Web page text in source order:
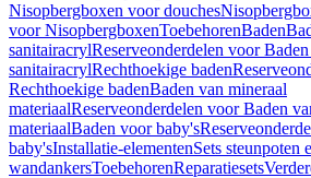
Nisopbergboxen voor douches
voor NisopbergboxenToebehorenBaden
sanitairacrylReserveonderdelen voor
sanitairacrylRechthoekige baden
Rechthoekige badenBaden van mineraal
materiaalReserveonderdelen voor Baden
materiaalBaden voor baby's
baby'sInstallatie-elementenSets steunpoten
wandankersToebehorenReparatiesets